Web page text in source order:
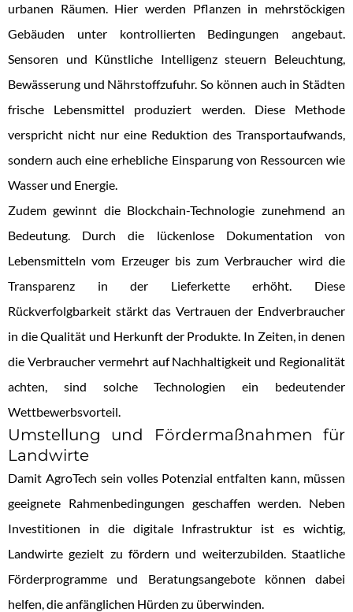
urbanen Räumen. Hier werden Pflanzen in mehrstöckigen
Gebäuden unter kontrollierten Bedingungen angebaut.
Sensoren und Künstliche Intelligenz steuern Beleuchtung,
Bewässerung und Nährstoffzufuhr. So können auch in Städten
frische Lebensmittel produziert werden. Diese Methode
verspricht nicht nur eine Reduktion des Transportaufwands,
sondern auch eine erhebliche Einsparung von Ressourcen wie
Wasser und Energie.
Zudem gewinnt die Blockchain-Technologie zunehmend an
Bedeutung. Durch die lückenlose Dokumentation von
Lebensmitteln vom Erzeuger bis zum Verbraucher wird die
Transparenz in der Lieferkette erhöht. Diese
Rückverfolgbarkeit stärkt das Vertrauen der Endverbraucher
in die Qualität und Herkunft der Produkte. In Zeiten, in denen
die Verbraucher vermehrt auf Nachhaltigkeit und Regionalität
achten, sind solche Technologien ein bedeutender
Wettbewerbsvorteil.
Umstellung und Fördermaßnahmen für
Landwirte
Damit AgroTech sein volles Potenzial entfalten kann, müssen
geeignete Rahmenbedingungen geschaffen werden. Neben
Investitionen in die digitale Infrastruktur ist es wichtig,
Landwirte gezielt zu fördern und weiterzubilden. Staatliche
Förderprogramme und Beratungsangebote können dabei
helfen, die anfänglichen Hürden zu überwinden.